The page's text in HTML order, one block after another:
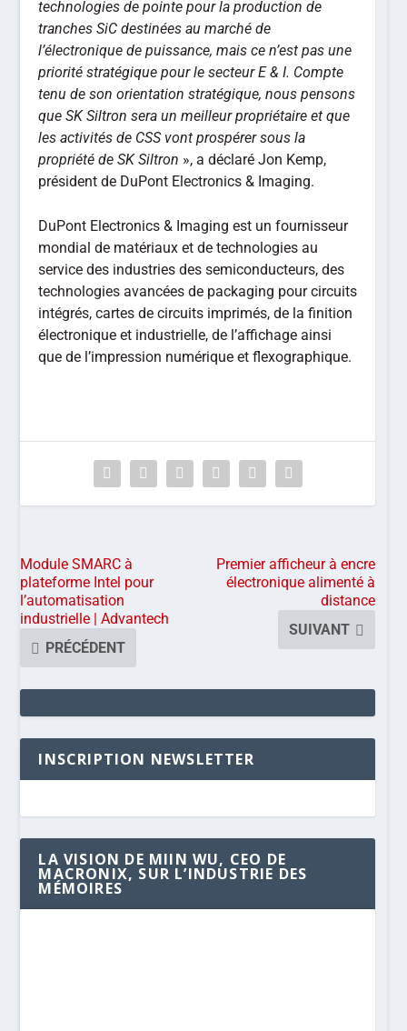
technologies de pointe pour la production de
tranches SiC destinées au marché de
l’électronique de puissance, mais ce n’est pas une
priorité stratégique pour le secteur E & I. Compte
tenu de son orientation stratégique, nous pensons
que SK Siltron sera un meilleur propriétaire et que
les activités de CSS vont prospérer sous la
propriété de SK Siltron », a déclaré Jon Kemp,
président de DuPont Electronics & Imaging.
DuPont Electronics & Imaging est un fournisseur
mondial de matériaux et de technologies au
service des industries des semiconducteurs, des
technologies avancées de packaging pour circuits
intégrés, cartes de circuits imprimés, de la finition
électronique et industrielle, de l’affichage ainsi
que de l’impression numérique et flexographique.
Module SMARC à
plateforme Intel pour
l’automatisation
industrielle | Advantech
PRÉCÉDENT
Premier afficheur à encre
électronique alimenté à
distance
SUIVANT
INSCRIPTION NEWSLETTER
LA VISION DE MIIN WU, CEO DE
MACRONIX, SUR L’INDUSTRIE DES
MÉMOIRES